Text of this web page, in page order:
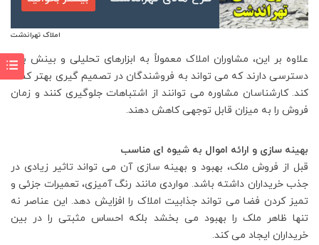
املاک تهراندشت
علاوه بر این، مشاوران املاک معمولاً به ابزارهای تحلیلی و بینش بازار
دسترسی دارند که می تواند به فروشندگان در تصمیم گیری بهتر کمک
کند. کارشناسان مشاوره می توانند از اشتباهات جلوگیری کنند و زمان
فروش را به میزان قابل توجهی کاهش دهند.
بهینه سازی و ارائه اموال به شیوه ای مناسب
قبل از فروش ملک، بهبود و بهینه سازی آن می تواند تاثیر زیادی در
جذب خریداران داشته باشد. مواردی مانند رنگ آمیزی، تعمیرات جزئی و
تمیز کردن فضا می تواند جذابیت املاک را افزایش دهد. این عناصر نه
تنها ظاهر ملک را بهبود می بخشد بلکه احساس مثبتی را در بین
خریداران ایجاد می کند.